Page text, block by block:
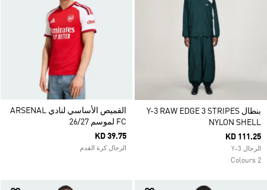
بنطال Y-3 RAW EDGE 3 STRIPES
NYLON SHELL
KD 111.25
الرجال Y-3
2 Colours
القميص الأساسي لنادي ARSENAL
FC لموسم 26/27
KD 39.75
الرجال كرة القدم